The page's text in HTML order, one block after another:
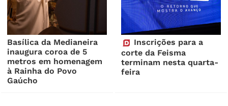
Basílica da Medianeira
inaugura coroa de 5
metros em homenagem
à Rainha do Povo
Gaúcho
Inscrições para a
corte da Feisma
terminam nesta quarta-
feira